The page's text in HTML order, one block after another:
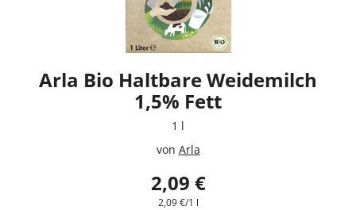
Arla Bio Haltbare Weidemilch
1,5% Fett
1 l
von Arla
2,09 €
2,09 €/1 l